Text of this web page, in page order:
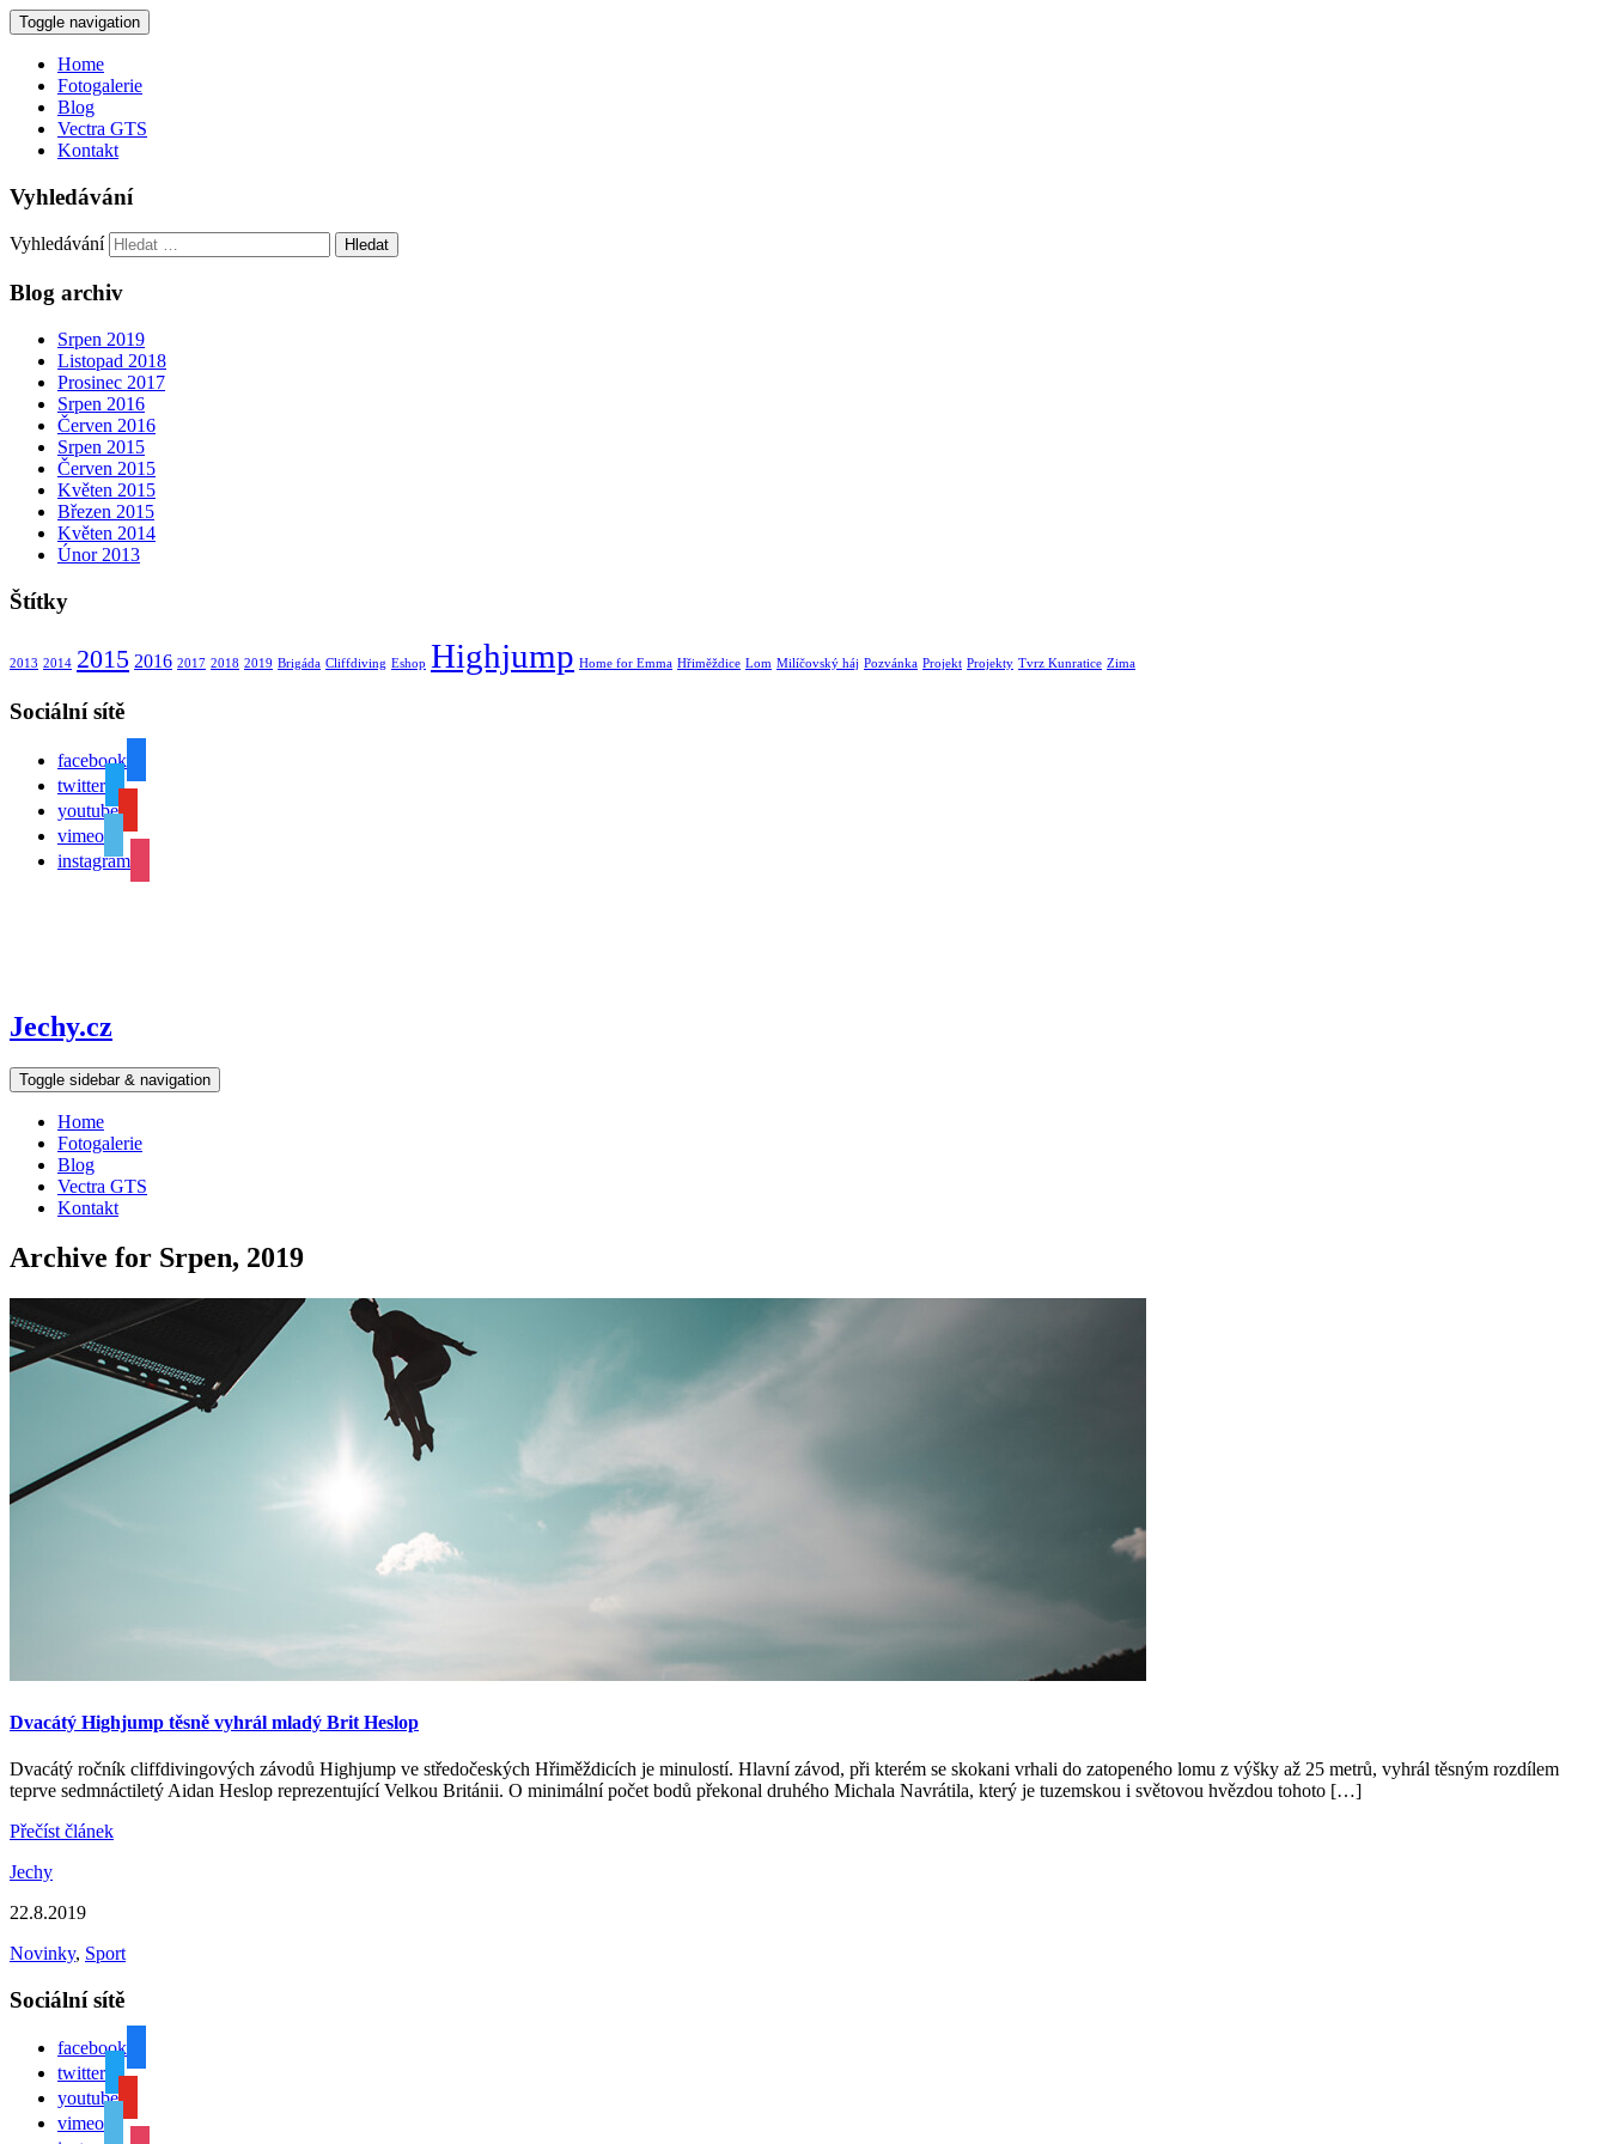
Toggle navigation
Home
Fotogalerie
Blog
Vectra GTS
Kontakt
Vyhledávání
Vyhledávání
Blog archiv
Srpen 2019
Listopad 2018
Prosinec 2017
Srpen 2016
Červen 2016
Srpen 2015
Červen 2015
Květen 2015
Březen 2015
Květen 2014
Únor 2013
Štítky
2013 2014 2015 2016 2017 2018 2019 Brigáda Cliffdiving Eshop Highjump Home for Emma Hřiměždice Lom Milíčovský háj Pozvánka Projekt Projekty Tvrz Kunratice Zima
Sociální sítě
facebook
twitter
youtube
vimeo
instagram
Jechy.cz
Toggle sidebar & navigation
Home
Fotogalerie
Blog
Vectra GTS
Kontakt
Archive for Srpen, 2019
Dvacátý Highjump těsně vyhrál mladý Brit Heslop
Dvacátý ročník cliffdivingových závodů Highjump ve středočeských Hřiměždicích je minulostí. Hlavní závod, při kterém se skokani vrhali do zatopeného lomu z výšky až 25 metrů, vyhrál těsným rozdílem
teprve sedmnáctiletý Aidan Heslop reprezentující Velkou Británii. O minimální počet bodů překonal druhého Michala Navrátila, který je tuzemskou i světovou hvězdou tohoto […]
Přečíst článek
Jechy
22.8.2019
Novinky, Sport
Sociální sítě
facebook
twitter
youtube
vimeo